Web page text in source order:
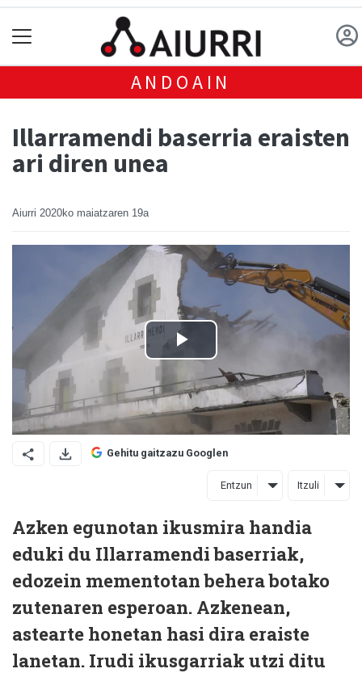
ANDOAIN
Illarramendi baserria eraisten
ari diren unea
Aiurri 2020ko maiatzaren 19a
Gehitu gaitzazu Googlen
Entzun Itzuli
Azken egunotan ikusmira handia
eduki du Illarramendi baserriak,
edozein mementotan behera botako
zutenaren esperoan. Azkenean,
astearte honetan hasi dira eraiste
lanetan. Irudi ikusgarriak utzi ditu